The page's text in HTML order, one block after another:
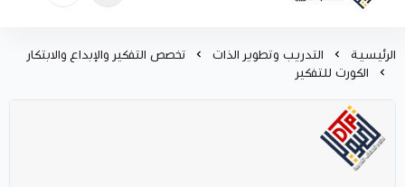
الرئيسية التدريب وتطوير الذات
تخصص التفكير والإبداع والابتكار
الكورت للتفكير